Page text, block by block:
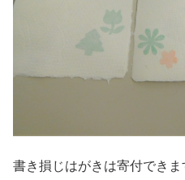
書き損じはがきは寄付でき